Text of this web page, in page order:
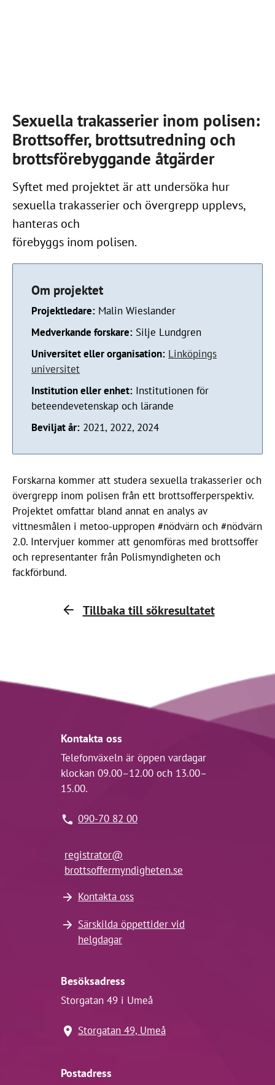
Sexuella trakasserier inom polisen:
Brottsoffer, brottsutredning och
brottsförebyggande åtgärder
Syftet med projektet är att undersöka hur
sexuella trakasserier och övergrepp upplevs,
hanteras och
förebyggs inom polisen.
Om projektet
Projektledare: Malin Wieslander
Medverkande forskare: Silje Lundgren
Universitet eller organisation: Linköpings
universitet
Institution eller enhet: Institutionen för
beteendevetenskap och lärande
Beviljat år: 2021, 2022, 2024
Forskarna kommer att studera sexuella trakasserier och
övergrepp inom polisen från ett brottsofferperspektiv.
Projektet omfattar bland annat en analys av
vittnesmålen i metoo-uppropen #nödvärn och #nödvärn
2.0. Intervjuer kommer att genomföras med brottsoffer
och representanter från Polismyndigheten och
fackförbund.
Tillbaka till sökresultatet
Kontakta oss
Telefonväxeln är öppen vardagar
klockan 09.00–12.00 och 13.00–
15.00.
090-70 82 00
registrator@
brottsoffermyndigheten.se
Kontakta oss
Särskilda öppettider vid
helgdagar
Besöksadress
Storgatan 49 i Umeå
Storgatan 49, Umeå
Postadress